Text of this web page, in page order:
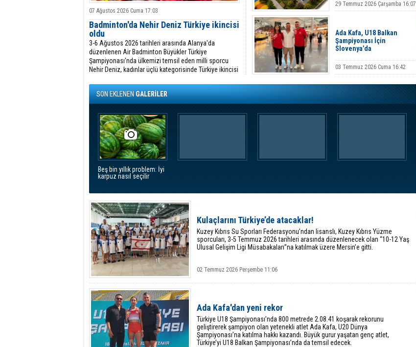
07 Ağustos 2026 Cuma 17:03
Badminton'da Nehir Deniz Türkiye ikincisi
oldu
3-6 Ağustos 2026 tarihleri arasında Alanya'da
düzenlenen Air Badminton Büyükler Türkiye
Şampiyonası'nda ülkemizi temsil eden milli sporcu
Nehir Deniz, kadınlar üçlü kategorisinde Türkiye ikincisi
29 Temmuz 2026 Çarşamba 16:07
Ada Kafa, U18 Balkan
Şampiyonası İçin
Slovenya’da
03 Temmuz 2026 Cuma 16:42
SON EKLENENGALERİLER
Beş bin yıllık problem: İyi
karpuz nasıl seçilir
Kulaçlarını Türkiye’de atacaklar!
Kuzey Kıbrıs Su Sporları Federasyonu’ndan lisanslı, Kuzey Kıbrıs Yüzme
sporcuları, 3-5 Temmuz 2026 tarihleri arasında düzenlenecek olan “10-12 Yaş
Ulusal Gelişim Ligi Müsabakaları”na katılmak üzere Mersin’e gitti.
02 Temmuz 2026 Perşembe 11:06
Ada Kafa'dan yeni rekor
Türkiye U18 Şampiyonası’nda 800 metrede 2.08.41 koşarak rekorunu
geliştirerek şampiyon olan yetenekli atlet Ada Kafa, U20 Dünya
Şampiyonası’na katılma hakkı kazandı. Büyük gurur yaşatan genç atlet,
Türkiye’yi U18 Balkan Şampiyonası’nda da temsil edecek.